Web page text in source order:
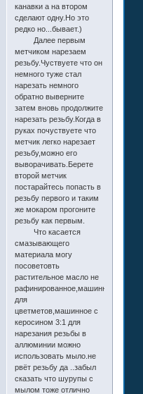
канавки а на втором
сделают одну.Но это
редко но...бывает.)
Далее первым
метчиком нарезаем
резьбу.Чуствуете что он
немного туже стал
нарезать немного
обратно выверните
затем вновь продолжите
нарезать резьбу.Когда в
руках почуствуете что
метчик легко нарезает
резьбу,можно его
выворачивать.Берете
второй метчик
постарайтесь попасть в
резьбу первого и таким
же мокаром прогоните
резьбу как первым.
Что касается
смазывающего
материала могу
посоветовть
растительное масло не
для
цветметов,машинное с
керосином 3:1 для
нарезания резьбы в
аллюминии можно
использовать мыло.не
рвёт резьбу да ..забыл
сказать что шурупы с
мылом тоже отлично